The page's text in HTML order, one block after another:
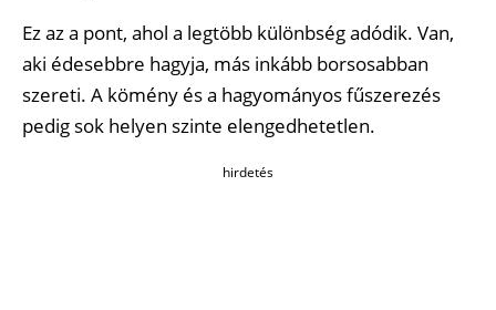
Ez az a pont, ahol a legtöbb különbség adódik. Van,
aki édesebbre hagyja, más inkább borsosabban
szereti. A kömény és a hagyományos fűszerezés
pedig sok helyen szinte elengedhetetlen.
hirdetés